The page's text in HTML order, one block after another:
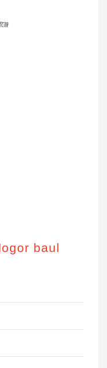
baul